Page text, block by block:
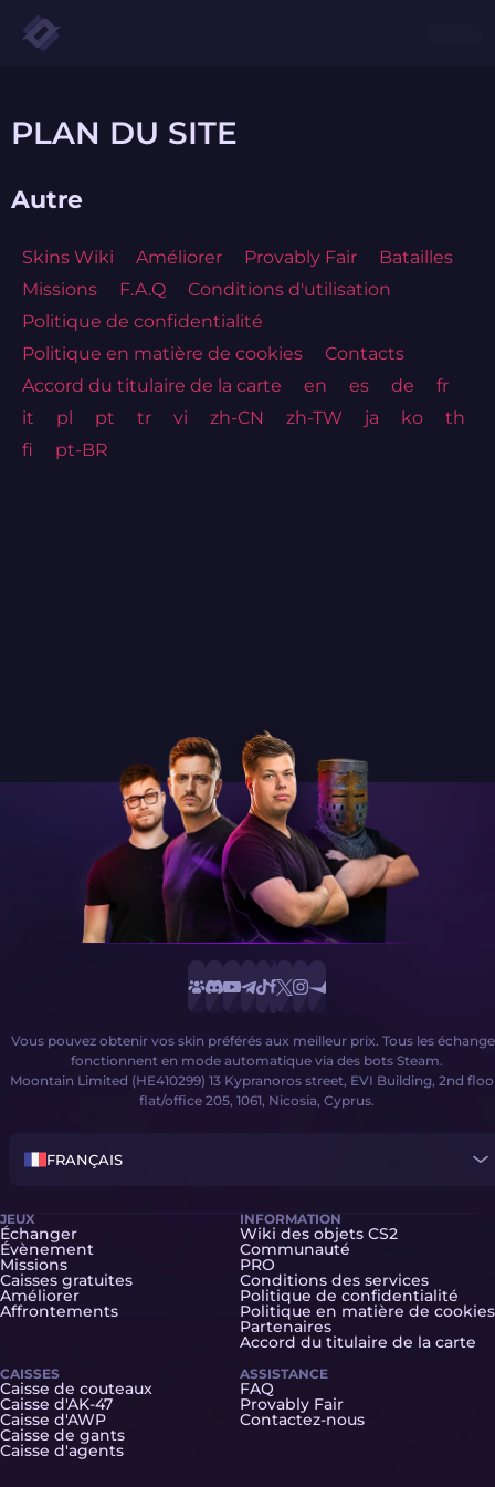
PLAN DU SITE
Autre
Skins Wiki Améliorer Provably Fair
Batailles
Missions
F.A.Q
Conditions d'utilisation
Politique de confidentialité
Politique en matière de cookies
Contacts
Accord du titulaire de la carte
en es de
fr
it
pl pt tr vi zh-CN zh-TW ja ko
th
fi
pt-BR
Vous pouvez obtenir vos skin préférés aux meilleur prix. Tous les
fonctionnent en mode automatique via des bots Steam.
Moontain Limited (HE410299) 13 Kypranoros street, EVI Building, 2nd
flat/office 205, 1061, Nicosia, Cyprus.
FRANÇAIS
JEUX
Échanger
Évènement
Missions
Caisses gratuites
Améliorer
Affrontements
CAISSES
Caisse de couteaux
Caisse d'AK-47
Caisse d'AWP
Caisse de gants
Caisse d'agents
INFORMATION
Wiki des objets CS2
Communauté
PRO
Conditions des services
Politique de confidentialité
Politique en matière de cookies
Partenaires
Accord du titulaire de la carte
ASSISTANCE
FAQ
Provably Fair
Contactez-nous